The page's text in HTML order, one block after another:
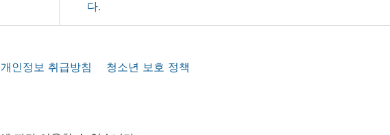
개인정보 취급방침
청소년 보호 정책